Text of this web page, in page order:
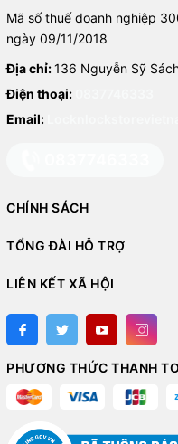
Mã số thuế doanh nghiệp
ngày 09/11/2018
Địa chỉ:136 Nguyễn Sỹ
Điện thoại:
Email:
CHÍNH SÁCH
TỔNG ĐÀI HỖ TRỢ
LIÊN KẾT XÃ HỘI
PHƯƠNG THỨC THANH